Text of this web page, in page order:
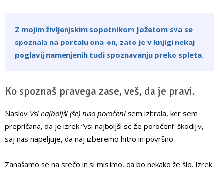
Z mojim življenjskim sopotnikom Jožetom sva se
spoznala na portalu ona-on, zato je v knjigi nekaj
poglavij namenjenih tudi spoznavanju preko spleta.
Ko spoznaš pravega zase, veš, da je pravi.
Naslov Vsi najboljši (še) niso poročeni sem izbrala, ker sem
prepričana, da je izrek “vsi najboljši so že poročeni” škodljiv,
saj nas napeljuje, da naj izberemo hitro in površno.
Zanašamo se na srečo in si mislimo, da bo nekako že šlo. Izrek